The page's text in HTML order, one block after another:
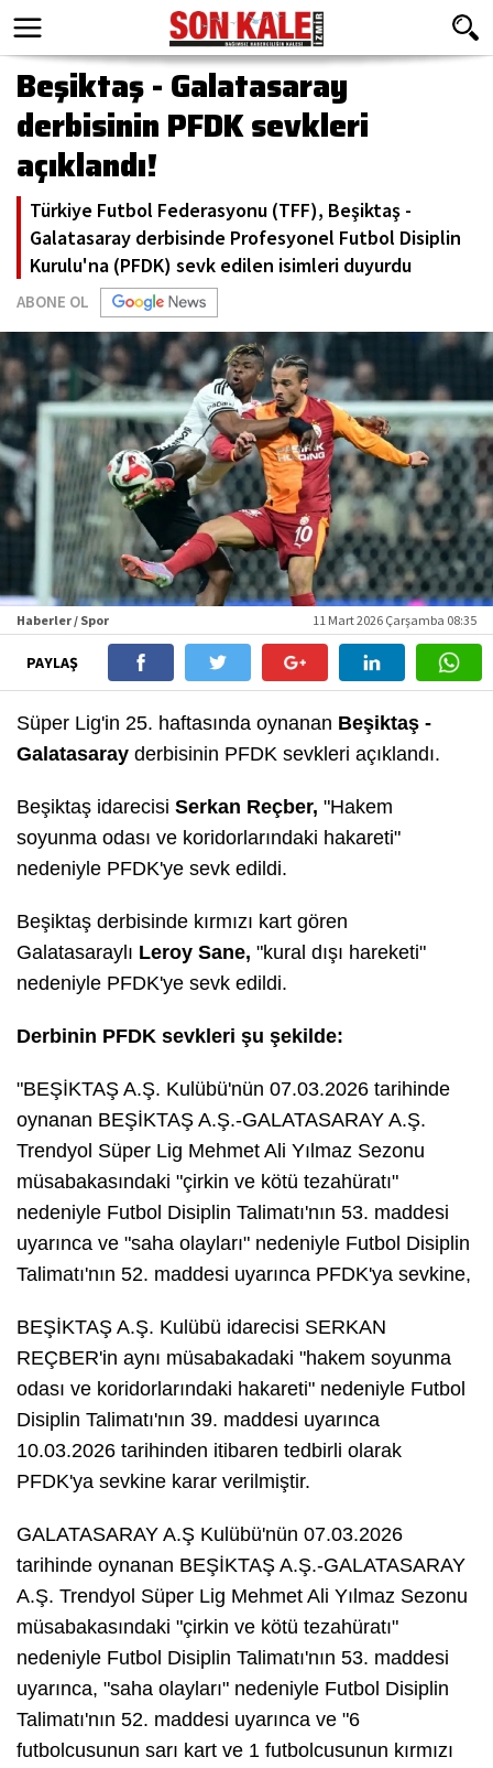
Beşiktaş - Galatasaray
derbisinin PFDK sevkleri
açıklandı!
Türkiye Futbol Federasyonu (TFF), Beşiktaş -
Galatasaray derbisinde Profesyonel Futbol Disiplin
Kurulu'na (PFDK) sevk edilen isimleri duyurdu
ABONE OL
Haberler / Spor 11 Mart 2026 Çarşamba 08:35
PAYLAŞ
Süper Lig'in 25. haftasında oynanan Beşiktaş -
Galatasaray derbisinin PFDK sevkleri açıklandı.
Beşiktaş idarecisi Serkan Reçber, "Hakem
soyunma odası ve koridorlarındaki hakareti"
nedeniyle PFDK'ye sevk edildi.
Beşiktaş derbisinde kırmızı kart gören
Galatasaraylı Leroy Sane, "kural dışı hareketi"
nedeniyle PFDK'ye sevk edildi.
Derbinin PFDK sevkleri şu şekilde:
"BEŞİKTAŞ A.Ş. Kulübü'nün 07.03.2026 tarihinde
oynanan BEŞİKTAŞ A.Ş.-GALATASARAY A.Ş.
Trendyol Süper Lig Mehmet Ali Yılmaz Sezonu
müsabakasındaki "çirkin ve kötü tezahüratı"
nedeniyle Futbol Disiplin Talimatı'nın 53. maddesi
uyarınca ve "saha olayları" nedeniyle Futbol Disiplin
Talimatı'nın 52. maddesi uyarınca PFDK'ya sevkine,
BEŞİKTAŞ A.Ş. Kulübü idarecisi SERKAN
REÇBER'in aynı müsabakadaki "hakem soyunma
odası ve koridorlarındaki hakareti" nedeniyle Futbol
Disiplin Talimatı'nın 39. maddesi uyarınca
10.03.2026 tarihinden itibaren tedbirli olarak
PFDK'ya sevkine karar verilmiştir.
GALATASARAY A.Ş Kulübü'nün 07.03.2026
tarihinde oynanan BEŞİKTAŞ A.Ş.-GALATASARAY
A.Ş. Trendyol Süper Lig Mehmet Ali Yılmaz Sezonu
müsabakasındaki "çirkin ve kötü tezahüratı"
nedeniyle Futbol Disiplin Talimatı'nın 53. maddesi
uyarınca, "saha olayları" nedeniyle Futbol Disiplin
Talimatı'nın 52. maddesi uyarınca ve "6
futbolcusunun sarı kart ve 1 futbolcusunun kırmızı